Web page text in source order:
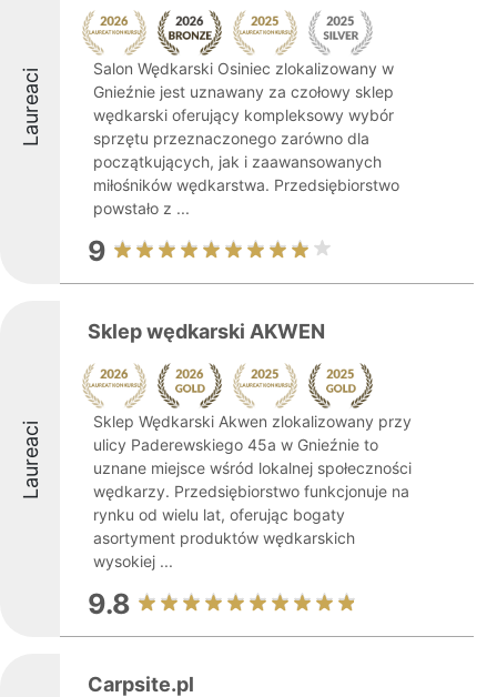
Laureaci
Salon Wędkarski Osiniec zlokalizowany w
Gnieźnie jest uznawany za czołowy sklep
wędkarski oferujący kompleksowy wybór
sprzętu przeznaczonego zarówno dla
początkujących, jak i zaawansowanych
miłośników wędkarstwa. Przedsiębiorstwo
powstało z ...
9
Laureaci
Sklep wędkarski AKWEN
Sklep Wędkarski Akwen zlokalizowany przy
ulicy Paderewskiego 45a w Gnieźnie to
uznane miejsce wśród lokalnej społeczności
wędkarzy. Przedsiębiorstwo funkcjonuje na
rynku od wielu lat, oferując bogaty
asortyment produktów wędkarskich
wysokiej ...
9.8
Carpsite.pl